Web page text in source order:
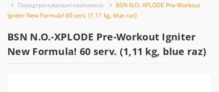
Передтренувальні комплекси
BSN N.O.-XPLODE Pre-Workout
Igniter New Formula! 60 serv. (1,11 kg, blue raz)
BSN N.O.-XPLODE Pre-Workout Igniter
New Formula! 60 serv. (1,11 kg, blue raz)